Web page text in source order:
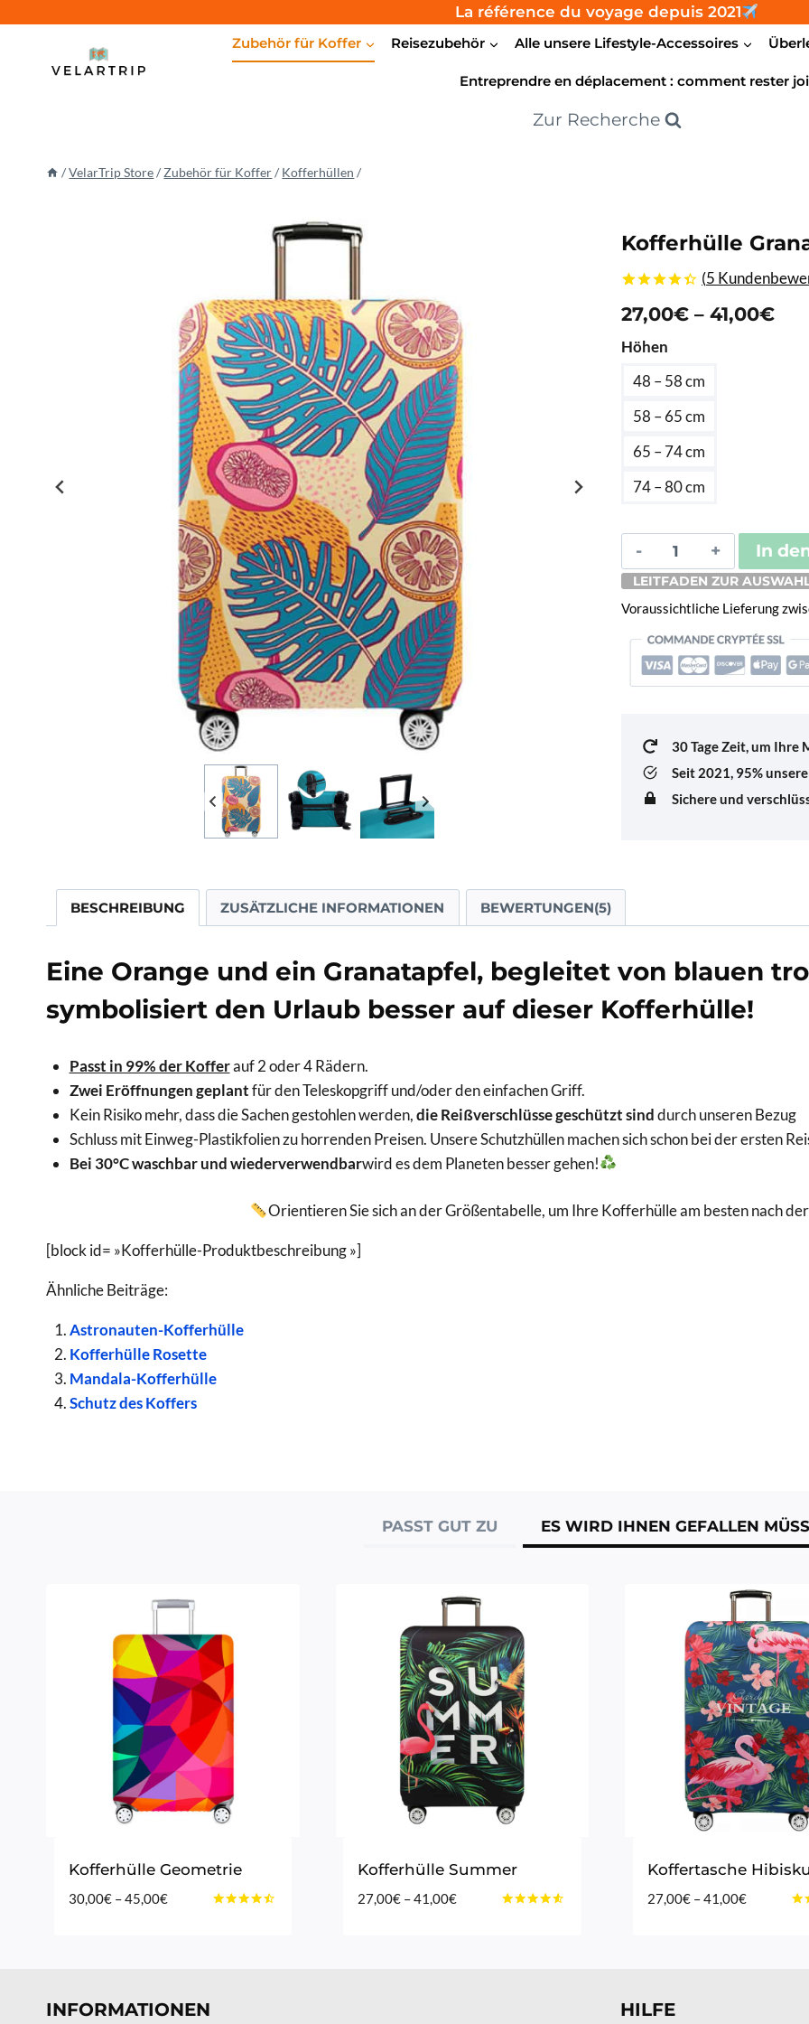
La référence du voyage depuis 2021
Zubehör für Koffer Reisezubehör Alle unsere Lifestyle-Accessoires
Entreprendre en déplacement : comment rester
Zur Recherche
/ VelarTrip Store / Zubehör für Koffer / Kofferhüllen /
Kofferhülle
basierend
Kundenbewertungen
(5
27,00€ – 41,00€
Höhen
48 – 58 cm
58 – 65 cm
65 – 74 cm
74 – 80 cm
Housse
De
Valise
Grenade
Menge
In
LEITFADEN ZUR
Voraussichtliche Lieferung
30 Tage Zeit, um Ihre
Seit 2021, 95%
Sichere und
BESCHREIBUNG ZUSÄTZLICHE INFORMATIONEN BEWERTUNGEN(5)
Eine Orange und ein Granatapfel, begleitet von blauen
symbolisiert den Urlaub besser auf dieser Kofferhülle!
Passt in 99% der Kofferauf 2 oder 4 Rädern.
Zwei Eröffnungen geplantfür den Teleskopgriff und/oder den einfachen Griff.
Kein Risiko mehr, dass die Sachen gestohlen werden,die Reißverschlüsse geschützt sinddurch unseren Bezug
Schluss mit Einweg-Plastikfolien zu horrenden Preisen. Unsere Schutzhüllen machen sich schon bei der ersten
Bei 30°C waschbar und wiederverwendbarwird es dem Planeten besser gehen!
Orientieren Sie sich an der Größentabelle, um Ihre Kofferhülle am besten nach
[block id= »Kofferhülle-Produktbeschreibung »]
Ähnliche Beiträge:
Astronauten-Kofferhülle
Kofferhülle Rosette
Mandala-Kofferhülle
Schutz des Koffers
PASST GUT ZU ES WIRD IHNEN GEFALLEN
Kofferhülle Geometrie
30,00€ –45,00€Preisspanne:
Kofferhülle Summer
27,00€ –41,00€Preisspanne:
Koffertasche
27,00€ –41,00€
INFORMATIONEN HILFE